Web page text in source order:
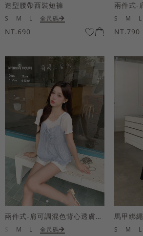
造型腰帶西裝短褲
S M L 全尺碼
NT.690
S M L
NT.790
兩件式-肩可調混色背心透膚上衣套組
M L 全尺碼
馬甲綁
S M L